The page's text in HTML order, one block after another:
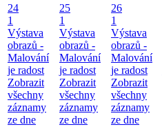
24
1
Výstava
obrazů -
Malování
je radost
Zobrazit
všechny
záznamy
ze dne
25
1
Výstava
obrazů -
Malování
je radost
Zobrazit
všechny
záznamy
ze dne
26
1
Výstava
obrazů -
Malování
je radost
Zobrazit
všechny
záznamy
ze dne